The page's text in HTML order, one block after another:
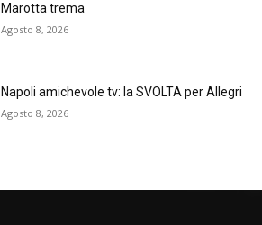
Marotta trema
Agosto 8, 2026
Napoli amichevole tv: la SVOLTA per Allegri
Agosto 8, 2026